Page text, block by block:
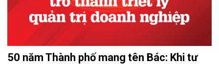
50 năm Thành phố mang tên Bác: Khi tư